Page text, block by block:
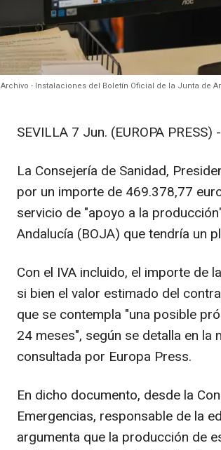
Archivo - Instalaciones del Boletín Oficial de la Junta de
SEVILLA 7 Jun. (EUROPA PRESS) -
La Consejería de Sanidad,
por un importe de 469.378,77
servicio de "apoyo a la
Andalucía (BOJA) que tendría un
Con el IVA incluido, el importe de
si bien el valor estimado del
que se contempla "una posible
24 meses", según se detalla en
consultada por Europa Press.
En dicho documento, desde la
Emergencias, responsable de la
argumenta que la producción de